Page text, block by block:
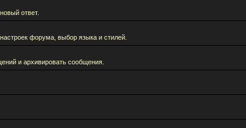
ответ.
форума, выбор языка и стилей.
и архивировать сообщения.